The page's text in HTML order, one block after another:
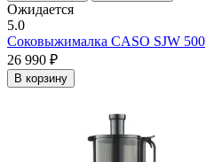
Ожидается
5.0
Соковыжималка CASO SJW 500
26 990 ₽
В корзину